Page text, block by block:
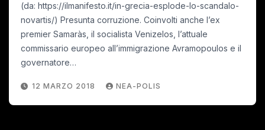
(da: https://ilmanifesto.it/in-grecia-esplode-lo-scandalo-
novartis/) Presunta corruzione. Coinvolti anche l’ex
premier Samaràs, il socialista Venizelos, l’attuale
commissario europeo all’immigrazione Avramopoulos e il
governatore…
12 MARZO 2018 NEA-POLIS